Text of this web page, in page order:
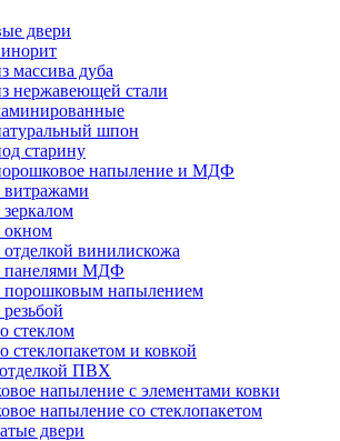
двери
массива дуба
нержавеющей стали
шпон
старину
напыление и МДФ
витражами
окном
винилискожа
панелями МДФ
порошковым напылением
стеклом
стеклопакетом и ковкой
ПВХ
напыление с элементами ковки
напыление со стеклопакетом
двери